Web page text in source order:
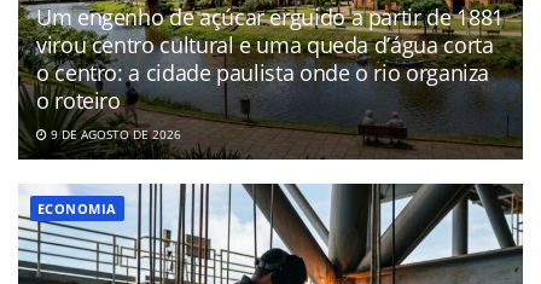
Um engenho de açúcar erguido a partir de 1881
virou centro cultural e uma queda d’água corta
o centro: a cidade paulista onde o rio organiza
o roteiro
9 DE AGOSTO DE 2026
ECONOMIA